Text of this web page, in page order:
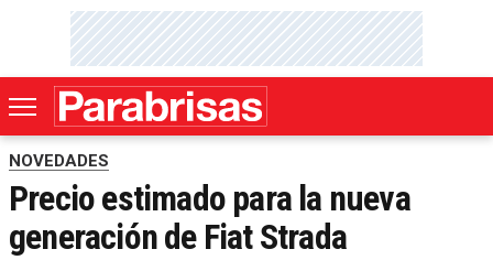
NOVEDADES
Precio estimado para la nueva
generación de Fiat Strada